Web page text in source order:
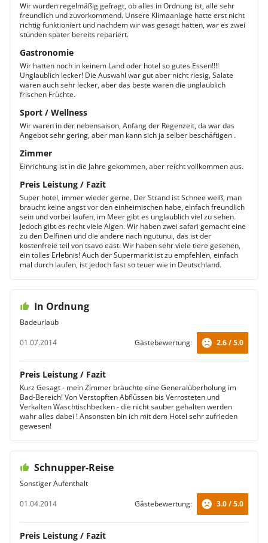
Wir wurden regelmäßig gefragt, ob alles in Ordnung ist, alle sehr
freundlich und zuvorkommend. Unsere Klimaanlage hatte erst nicht
richtig funktioniert und nachdem wir was gesagt hatten, war es zwei
stünden später bereits repariert.
Gastronomie
Wir hatten noch in keinem Land oder hotel so gutes Essen!!!!
Unglaublich lecker! Die Auswahl war gut aber nicht riesig, Salate
waren auch sehr lecker, aber das beste waren die unglaublich
frischen Früchte.
Sport / Wellness
Wir waren in der nebensaison, Anfang der Regenzeit, da war das
Angebot sehr gering, aber man kann sich ja selber beschäftigen .
Zimmer
Einrichtung ist in die Jahre gekommen, aber reicht vollkommen aus.
Preis Leistung / Fazit
Super hotel, immer wieder gerne. Der Strand ist Schnee weiß, man
braucht keine angst vor den einheimischen habe, einfach freundlich
sein und vorbei laufen, im Meer gibt es unglaublich viel zu sehen.
Jedoch gibt es recht viele Algen. Wir haben zwei safari gemacht eine
zu den Delfinen und die andere nach ngutunui, das ist der
kostenfreie teil von tsavo east. Wir haben sehr viele tiere gesehen,
ein tolles Erlebnis! Auch der Supermarkt ist zu empfehlen, einfach
mal durch laufen, ist jedoch fast so teuer wie in Deutschland.
In Ordnung
Badeurlaub
01.07.2014
Gästebewertung: 2.6 / 5.0
Preis Leistung / Fazit
Kurz Gesagt - mein Zimmer bräuchte eine Generalüberholung im
Bad-Bereich! Von Verstopften Abflüssen bis Verrosteten und
Verkalten Waschtischbecken - die nicht sauber gehalten werden
wahr alles dabei ! Ansonsten bin ich mit dem Hotel sehr zufrieden
gewesen!
Schnupper-Reise
Sonstiger Aufenthalt
01.04.2014
Gästebewertung: 3.0 / 5.0
Preis Leistung / Fazit